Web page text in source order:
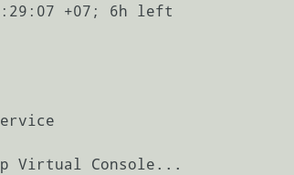
Virtual Console...